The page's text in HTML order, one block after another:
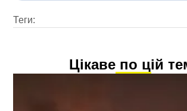
Теги:
Цікаве по цій